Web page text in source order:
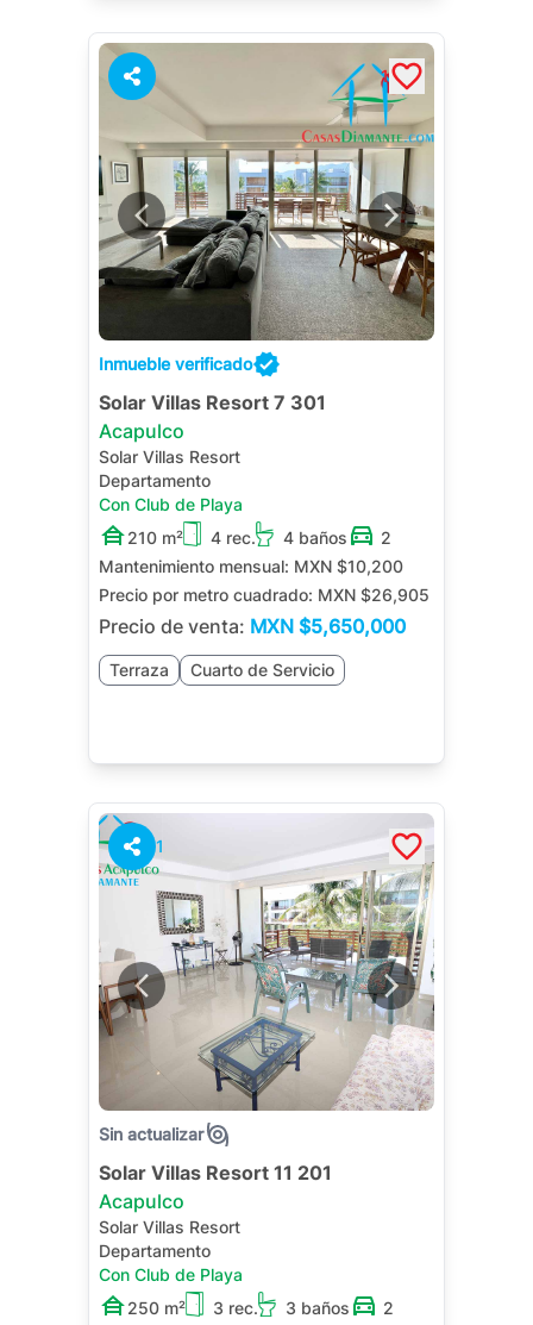
1
Inmueble verificado
Solar Villas Resort 7 301
Acapulco
Solar Villas Resort
Departamento
Con Club de Playa
210 m²
4 rec. 4 baños
2
Mantenimiento mensual: MXN $10,200
Precio por metro cuadrado: MXN $26,905
Precio de venta: MXN $5,650,000
Terraza Cuarto de Servicio
1
Sin actualizar
Solar Villas Resort 11 201
Acapulco
Solar Villas Resort
Departamento
Con Club de Playa
250 m²
3 rec. 3 baños
2